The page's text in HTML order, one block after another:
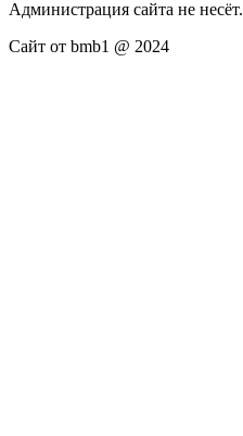
Администрация сайта не несёт.
Сайт от bmb1 @ 2024